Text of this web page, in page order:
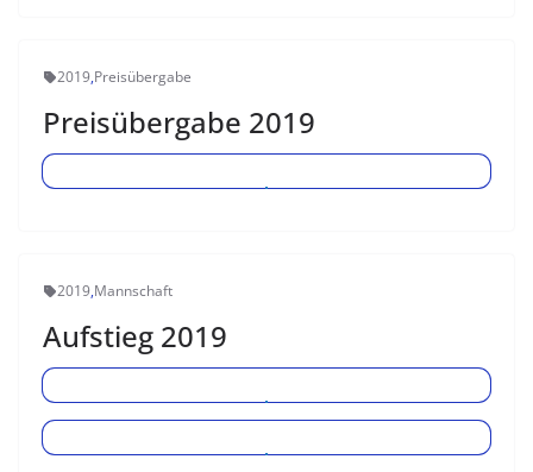
2019,Preisübergabe
Preisübergabe 2019
2019,Mannschaft
Aufstieg 2019